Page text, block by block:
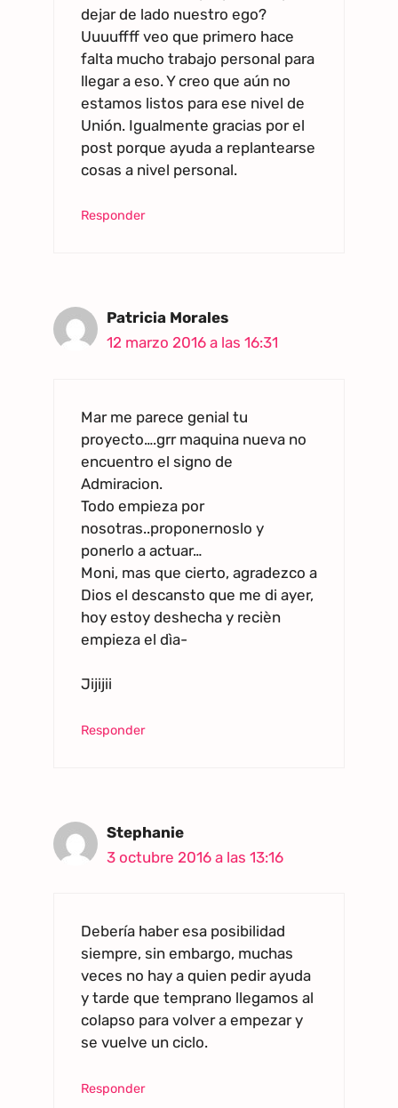
dejar de lado nuestro ego?
Uuuuffff veo que primero hace
falta mucho trabajo personal para
llegar a eso. Y creo que aún no
estamos listos para ese nivel de
Unión. Igualmente gracias por el
post porque ayuda a replantearse
cosas a nivel personal.
Responder
Patricia Morales
12 marzo 2016 a las 16:31
Mar me parece genial tu
proyecto….grr maquina nueva no
encuentro el signo de
Admiracion.
Todo empieza por
nosotras..proponernoslo y
ponerlo a actuar…
Moni, mas que cierto, agradezco a
Dios el descansto que me di ayer,
hoy estoy deshecha y recièn
empieza el dìa-
Jijijii
Responder
Stephanie
3 octubre 2016 a las 13:16
Debería haber esa posibilidad
siempre, sin embargo, muchas
veces no hay a quien pedir ayuda
y tarde que temprano llegamos al
colapso para volver a empezar y
se vuelve un ciclo.
Responder